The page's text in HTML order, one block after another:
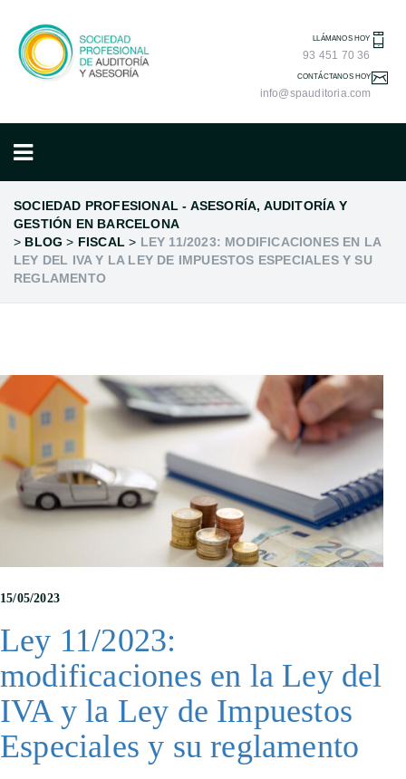
LLÁMANOS HOY
93 451 70 36
CONTÁCTANOS HOY
info@spauditoria.com
SOCIEDAD PROFESIONAL - ASESORÍA, AUDITORÍA Y
GESTIÓN EN BARCELONA
> BLOG > FISCAL > LEY 11/2023: MODIFICACIONES EN LA
LEY DEL IVA Y LA LEY DE IMPUESTOS ESPECIALES Y SU
REGLAMENTO
15/05/2023
Ley 11/2023:
modificaciones en la Ley del
IVA y la Ley de Impuestos
Especiales y su reglamento